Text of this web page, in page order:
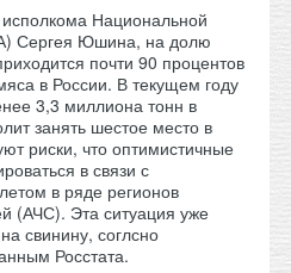
Национальной
Сергея Юшина, на долю
почти 90 процентов
в России. В текущем году
3,3 миллиона тонн в
занять шестое место в
риски, что оптимистичные
в связи с
в ряде регионов
(АЧС). Эта ситуация уже
свинину, соглсно
Росстата.